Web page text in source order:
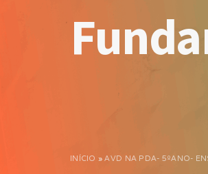
INÍCIO »AVD NA PDA- 5ºANO-